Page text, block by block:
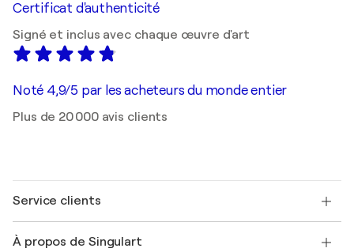
Certificat d'authenticité
Signé et inclus avec chaque œuvre d'art
Noté 4,9/5 par les acheteurs du monde entier
Plus de 20 000 avis clients
Service clients
Expédition
À propos de Singulart